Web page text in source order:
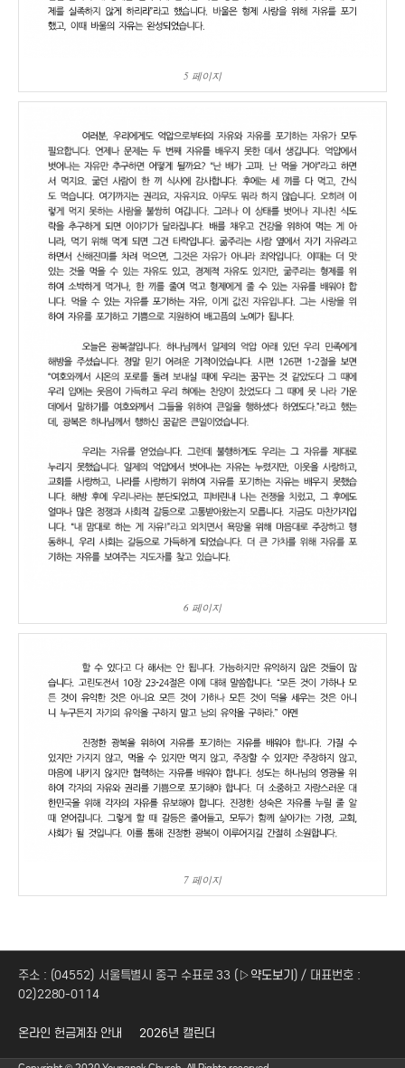
5 페이지
6 페이지
7 페이지
주소 : (04552) 서울특별시 중구 수표로 33 (▷약도보기 ) / 대표번호 :
02)2280-0114
온라인 헌금계좌 안내 2026년 캘린더